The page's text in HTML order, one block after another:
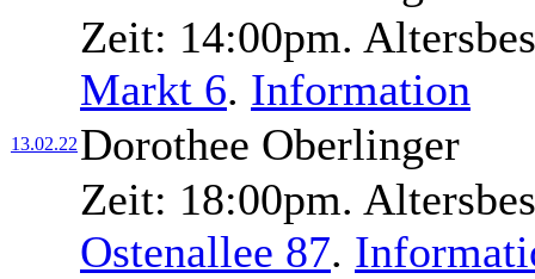
Zeit: 14:00pm.
Markt 6. Information
13.02.22 Dorothee Oberlinger
Zeit: 18:00pm.
Ostenallee 87.